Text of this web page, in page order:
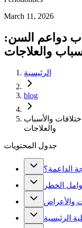
March 11, 2026
دواعم السن:
والعلاجات
الرئيسية
blog
والأسباب
والعلاجات
جدول المحتويات
الداعمة؟
الخطر
والأعراض
الرئيسية